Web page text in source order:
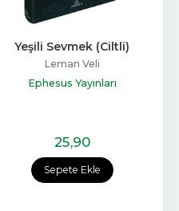
Sepete Ekle
Yeşili Sevmek (Ciltli)
Leman Veli
Ephesus Yayınları
25,90